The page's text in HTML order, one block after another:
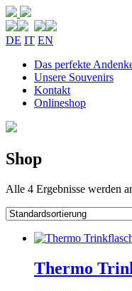
DE IT EN
Das perfekte
Unsere Souvenirs
Kontakt
Onlineshop
Shop
Alle 4 Ergebnisse werden
Thermo